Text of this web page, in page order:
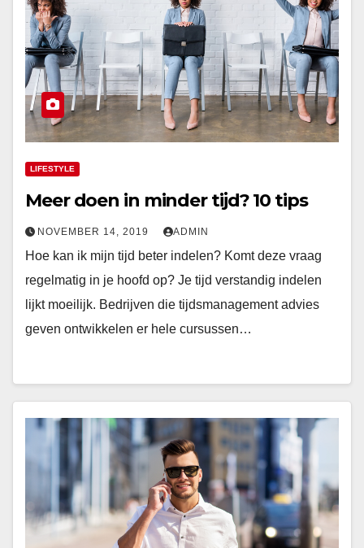
LIFESTYLE
Meer doen in minder tijd? 10 tips
NOVEMBER 14, 2019 ADMIN
Hoe kan ik mijn tijd beter indelen? Komt deze vraag
regelmatig in je hoofd op? Je tijd verstandig indelen
lijkt moeilijk. Bedrijven die tijdsmanagement advies
geven ontwikkelen er hele cursussen…